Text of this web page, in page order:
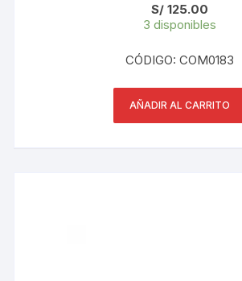
S/ 125.00
3 disponibles
CÓDIGO: COM0183
AÑADIR AL CARRITO